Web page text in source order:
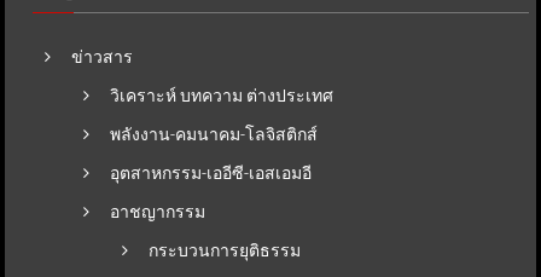
ข่าวสาร
วิเคราะห์ บทความ ต่างประเทศ
พลังงาน-คมนาคม-โลจิสติกส์
อุตสาหกรรม-เออีซี-เอสเอมอี
อาชญากรรม
กระบวนการยุติธรรม